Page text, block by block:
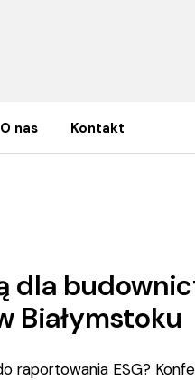
O nas Kontakt
dla
Białymstoku
raportowania ESG?